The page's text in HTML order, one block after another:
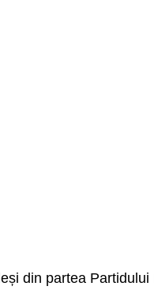
din partea Partidului